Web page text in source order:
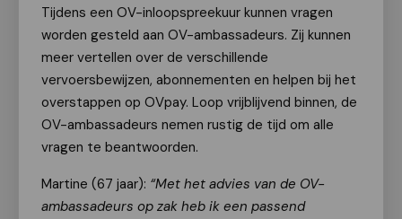
Tijdens een OV-inloopspreekuur kunnen vragen
worden gesteld aan OV-ambassadeurs. Zij kunnen
meer vertellen over de verschillende
vervoersbewijzen, abonnementen en helpen bij het
overstappen op OVpay. Loop vrijblijvend binnen, de
OV-ambassadeurs nemen rustig de tijd om alle
vragen te beantwoorden.
Martine (67 jaar): “Met het advies van de OV-
ambassadeurs op zak heb ik een passend